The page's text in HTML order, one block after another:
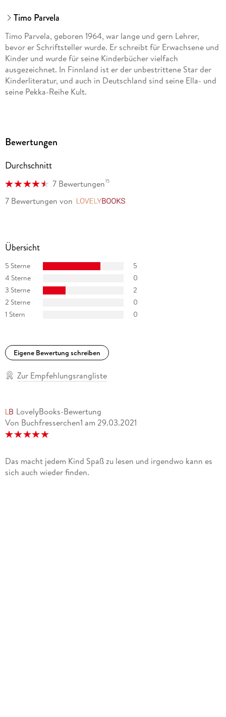
Timo Parvela
Timo Parvela, geboren 1964, war lange und gern Lehrer,
bevor er Schriftsteller wurde. Er schreibt für Erwachsene und
Kinder und wurde für seine Kinderbücher vielfach
ausgezeichnet. In Finnland ist er der unbestrittene Star der
Kinderliteratur, und auch in Deutschland sind seine Ella- und
seine Pekka-Reihe Kult.
Bewertungen
Durchschnitt
7 Bewertungen15
7 Bewertungen von
Übersicht
5 Sterne
5
4 Sterne
0
3 Sterne
2
2 Sterne
0
1 Stern
0
Eigene Bewertung schreiben
Zur Empfehlungsrangliste
LovelyBooks-Bewertung
Von Buchfresserchen1 am 29.03.2021
Das macht jedem Kind Spaß zu lesen und irgendwo kann es
sich auch wieder finden.